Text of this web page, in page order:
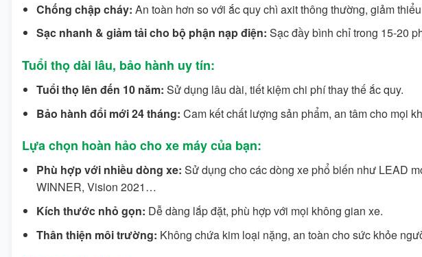
Chống chập cháy: An toàn hơn so với ắc quy chì axit thông thường, giảm
Sạc nhanh & giảm tải cho bộ phận nạp điện: Sạc đầy bình chỉ trong 15-20
Tuổi thọ dài lâu, bảo hành uy tín:
Tuổi thọ lên đến 10 năm: Sử dụng lâu dài, tiết kiệm chi phí thay thế ắc quy.
Bảo hành đổi mới 24 tháng: Cam kết chất lượng sản phẩm, an tâm cho mọi
Lựa chọn hoàn hảo cho xe máy của bạn:
Phù hợp với nhiều dòng xe: Sử dụng cho các dòng xe phổ biến như LEAD
WINNER, Vision 2021…
Kích thước nhỏ gọn: Dễ dàng lắp đặt, phù hợp với mọi không gian xe.
Thân thiện môi trường: Không chứa kim loại nặng, an toàn cho sức khỏe